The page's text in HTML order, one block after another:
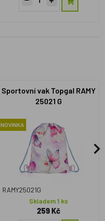
Sportovní vak Topgal RAMY
25021 G
NOVINKA
RAMY25021G
Skladem 1 ks
259 Kč